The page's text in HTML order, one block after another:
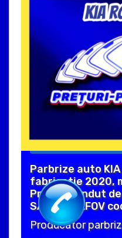
Parbrize auto KIA
fabricatie 2020,
Produs vandut
SAFTICA ILFOV
Producator parbriz